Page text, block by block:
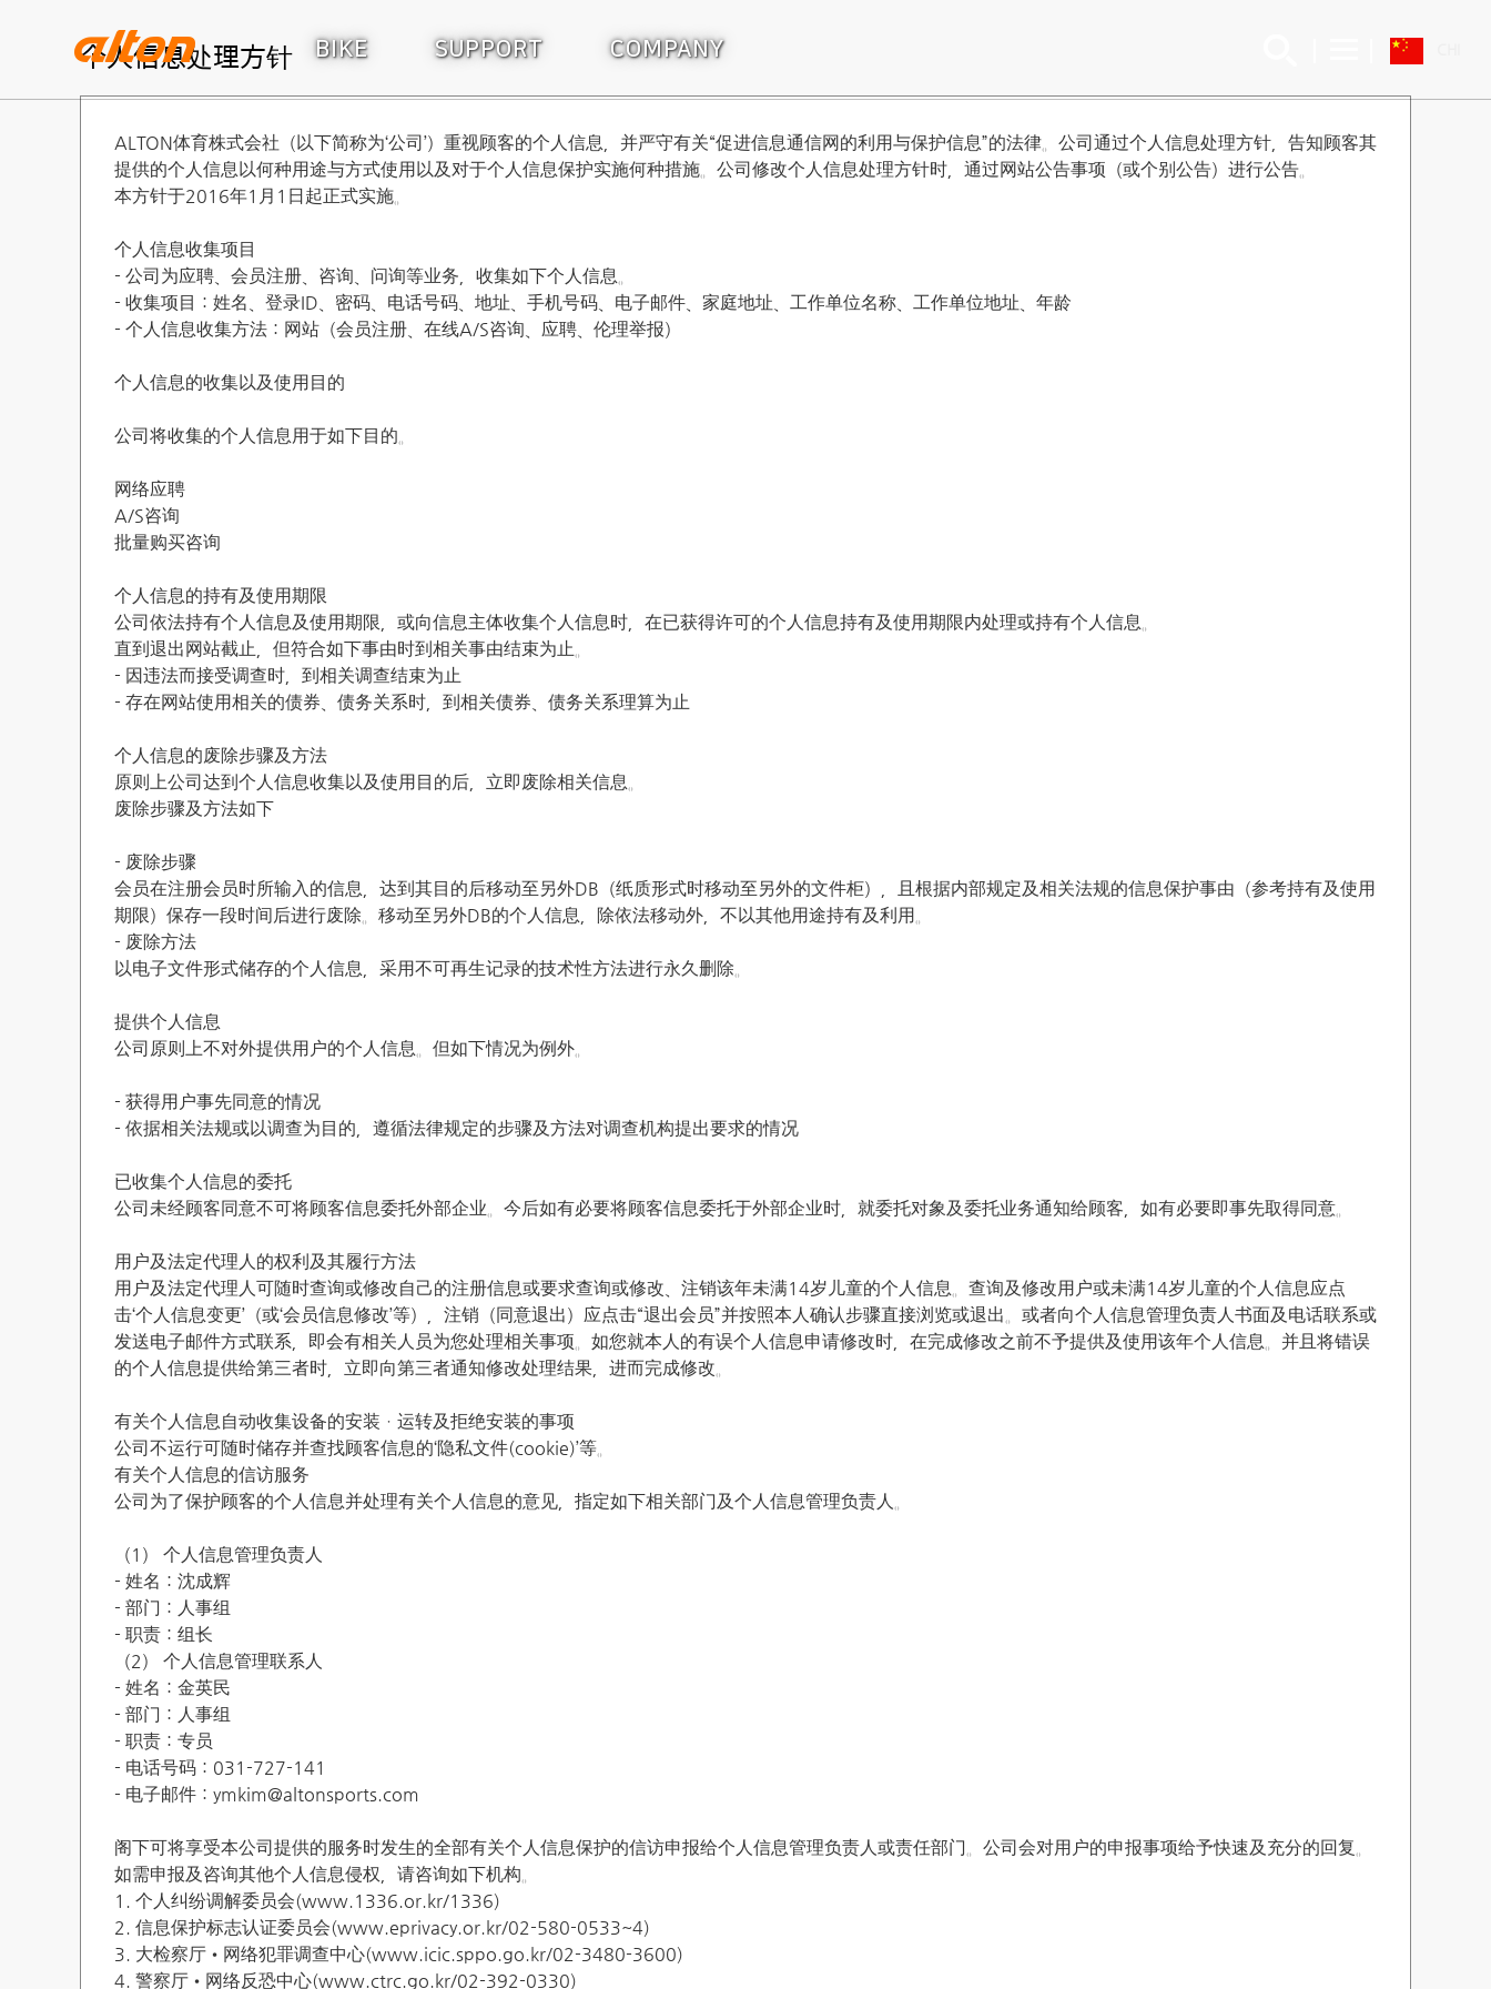
BIKE SUPPORT COMPANY
个人信息处理方针
ALTON体育株式会社（以下简称为‘公司’）重视顾客的个人信息，并严守有关“促进信息通信网的利用与保护信息”的法律。公司通过个人信息处理方针，告知顾客其
提供的个人信息以何种用途与方式使用以及对于个人信息保护实施何种措施。公司修改个人信息处理方针时，通过网站公告事项（或个别公告）进行公告。
本方针于2016年1月1日起正式实施。
个人信息收集项目
- 公司为应聘、会员注册、咨询、问询等业务，收集如下个人信息。
- 收集项目：姓名、登录ID、密码、电话号码、地址、手机号码、电子邮件、家庭地址、工作单位名称、工作单位地址、年龄
- 个人信息收集方法：网站（会员注册、在线A/S咨询、应聘、伦理举报）
个人信息的收集以及使用目的
公司将收集的个人信息用于如下目的。
网络应聘
A/S咨询
批量购买咨询
个人信息的持有及使用期限
公司依法持有个人信息及使用期限，或向信息主体收集个人信息时，在已获得许可的个人信息持有及使用期限内处理或持有个人信息。
直到退出网站截止，但符合如下事由时到相关事由结束为止。
- 因违法而接受调查时，到相关调查结束为止
- 存在网站使用相关的债券、债务关系时，到相关债券、债务关系理算为止
个人信息的废除步骤及方法
原则上公司达到个人信息收集以及使用目的后，立即废除相关信息。
废除步骤及方法如下
- 废除步骤
会员在注册会员时所输入的信息，达到其目的后移动至另外DB（纸质形式时移动至另外的文件柜），且根据内部规定及相关法规的信息保护事由（参考持有及使用
期限）保存一段时间后进行废除。移动至另外DB的个人信息，除依法移动外，不以其他用途持有及利用。
- 废除方法
以电子文件形式储存的个人信息，采用不可再生记录的技术性方法进行永久删除。
提供个人信息
公司原则上不对外提供用户的个人信息。但如下情况为例外。
- 获得用户事先同意的情况
- 依据相关法规或以调查为目的，遵循法律规定的步骤及方法对调查机构提出要求的情况
已收集个人信息的委托
公司未经顾客同意不可将顾客信息委托外部企业。今后如有必要将顾客信息委托于外部企业时，就委托对象及委托业务通知给顾客，如有必要即事先取得同意。
用户及法定代理人的权利及其履行方法
用户及法定代理人可随时查询或修改自己的注册信息或要求查询或修改、注销该年未满14岁儿童的个人信息。查询及修改用户或未满14岁儿童的个人信息应点
击‘个人信息变更’（或‘会员信息修改’等），注销（同意退出）应点击“退出会员”并按照本人确认步骤直接浏览或退出。或者向个人信息管理负责人书面及电话联系或
发送电子邮件方式联系，即会有相关人员为您处理相关事项。如您就本人的有误个人信息申请修改时，在完成修改之前不予提供及使用该年个人信息。并且将错误
的个人信息提供给第三者时，立即向第三者通知修改处理结果，进而完成修改。
有关个人信息自动收集设备的安装ㆍ运转及拒绝安装的事项
公司不运行可随时储存并查找顾客信息的‘隐私文件(cookie)’等。
有关个人信息的信访服务
公司为了保护顾客的个人信息并处理有关个人信息的意见，指定如下相关部门及个人信息管理负责人。
（1） 个人信息管理负责人
- 姓名：沈成辉
- 部门：人事组
- 职责：组长
（2） 个人信息管理联系人
- 姓名：金英民
- 部门：人事组
- 职责：专员
- 电话号码：031-727-141
- 电子邮件：ymkim@altonsports.com
阁下可将享受本公司提供的服务时发生的全部有关个人信息保护的信访申报给个人信息管理负责人或责任部门。公司会对用户的申报事项给予快速及充分的回复。
如需申报及咨询其他个人信息侵权，请咨询如下机构。
1. 个人纠纷调解委员会(www.1336.or.kr/1336)
2. 信息保护标志认证委员会(www.eprivacy.or.kr/02-580-0533~4)
3. 大检察厅•网络犯罪调查中心(www.icic.sppo.go.kr/02-3480-3600)
4. 警察厅•网络反恐中心(www.ctrc.go.kr/02-392-0330)